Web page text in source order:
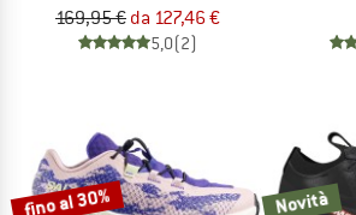
169,95 € da 127,46 €
5,0(2)
fino al 30% Novità